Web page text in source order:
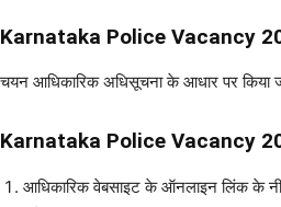
Karnataka Police Vacancy
चयन आधिकारिक अधिसूचना के आधार पर किया
Karnataka Police Vacancy
आधिकारिक वेबसाइट के ऑनलाइन लिंक के